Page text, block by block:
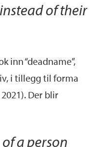
of their
inn “deadname”,
i tillegg til forma
Der blir
a person